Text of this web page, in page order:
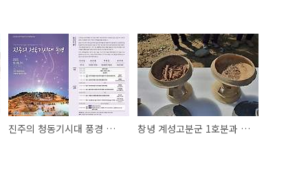
진주의 청동기시대 풍경 국제학술대회 창녕 계성고분군 1호분과 주변 발굴현장 by 이영식 翁